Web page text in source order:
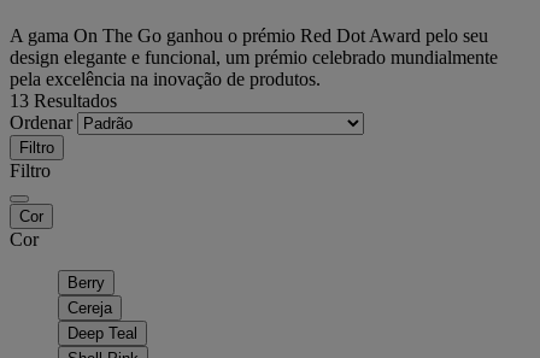
A gama On The Go ganhou o prémio Red Dot Award pelo seu
design elegante e funcional, um prémio celebrado mundialmente
pela excelência na inovação de produtos.
13 Resultados
Ordenar
Filtro
Filtro
Cor
Cor
Berry
Cereja
Deep Teal